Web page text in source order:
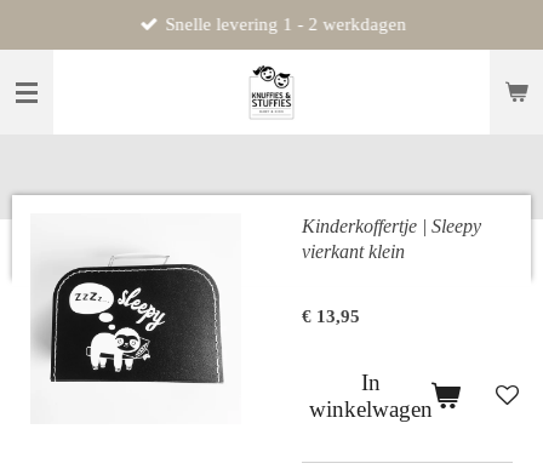
direct
naar
Snelle levering 1 - 2 werkdagen
Kinderkoffertje | Sleepy
vierkant klein
€ 13,95
In
winkelwagen